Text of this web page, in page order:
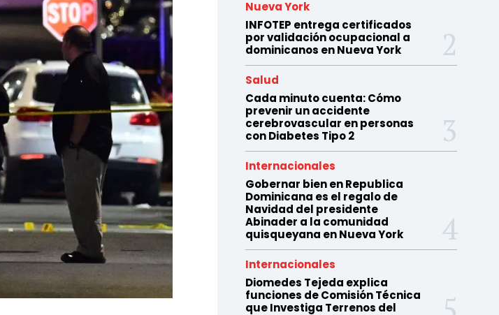
Nueva York
INFOTEP entrega certificados
por validación ocupacional a
dominicanos en Nueva York
Salud
Cada minuto cuenta: Cómo
prevenir un accidente
cerebrovascular en personas
con Diabetes Tipo 2
Internacionales
Gobernar bien en Republica
Dominicana es el regalo de
Navidad del presidente
Abinader a la comunidad
quisqueyana en Nueva York
Internacionales
Diomedes Tejeda explica
funciones de Comisión Técnica
que Investiga Terrenos del